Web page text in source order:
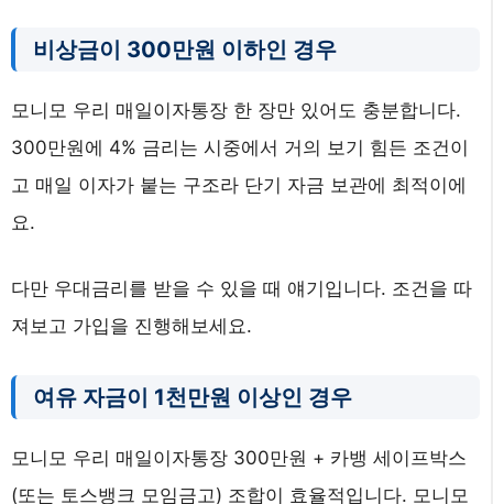
비상금이 300만원 이하인 경우
모니모 우리 매일이자통장 한 장만 있어도 충분합니다.
300만원에 4% 금리는 시중에서 거의 보기 힘든 조건이
고 매일 이자가 붙는 구조라 단기 자금 보관에 최적이에
요.
다만 우대금리를 받을 수 있을 때 얘기입니다. 조건을 따
져보고 가입을 진행해보세요.
여유 자금이 1천만원 이상인 경우
모니모 우리 매일이자통장 300만원 + 카뱅 세이프박스
(또는 토스뱅크 모임금고) 조합이 효율적입니다. 모니모